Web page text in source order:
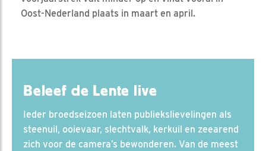
Oost-Nederland plaats in maart en april.
Beleef de Lente live
Ieder broedseizoen laten publiekslievelingen als
steenuil, ooievaar, slechtvalk, kerkuil en zeearend
zich voor de camera’s bewonderen. Van de meest